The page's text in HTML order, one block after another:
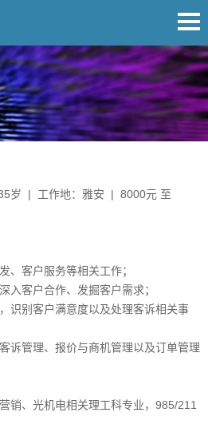
岁 | 工作地：雅安 | 8000元 至
、客户服务等相关工作；
入客户合作、发掘客户需求；
识别客户满意度以及处理客诉相关事
诉管理、报价与商机管理以及订单管理
销、光机电相关理工科专业，985/211